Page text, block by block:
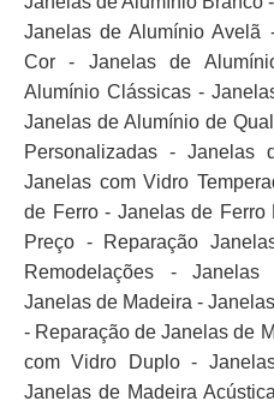
Janelas de Alumínio Avelã
Cor - Janelas de
Alumínio Clássicas -
Janelas de Alumínio de
Personalizadas - Janelas
Janelas com Vidro
de Ferro - Janelas de
Preço - Reparação
Remodelações -
Janelas de Madeira -
- Reparação de Janelas de
com Vidro Duplo -
Janelas de Madeira